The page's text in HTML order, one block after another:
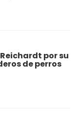
por su
de perros